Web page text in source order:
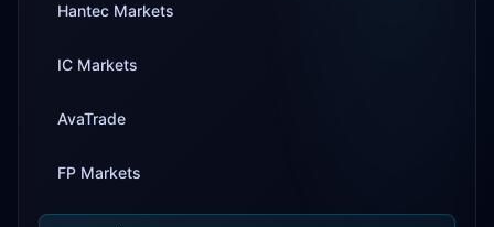
Hantec Markets
IC Markets
AvaTrade
FP Markets